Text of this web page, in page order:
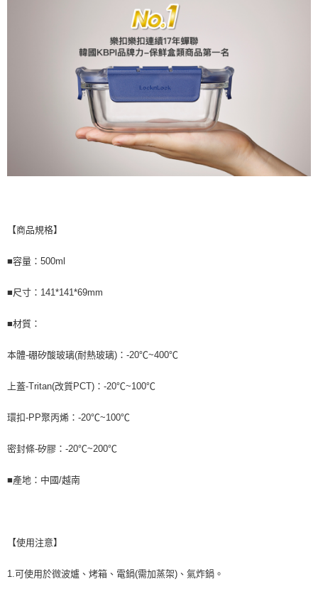
【商品規格】
■容量：500ml
■尺寸：141*141*69mm
■材質：
本體-硼矽酸玻璃(耐熱玻璃)：-20℃~400℃
上蓋-Tritan(改質PCT)：-20℃~100℃
環扣-PP聚丙烯：-20℃~100℃
密封條-矽膠：-20℃~200℃
■產地：中國/越南
【使用注意】
1.可使用於微波爐、烤箱、電鍋(需加蒸架)、氣炸鍋。